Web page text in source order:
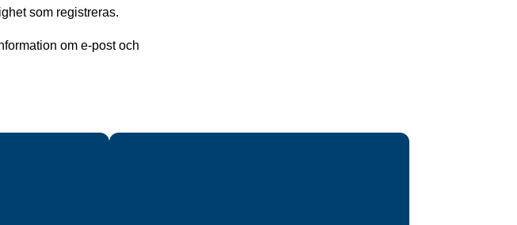
som registreras.
om e-post och